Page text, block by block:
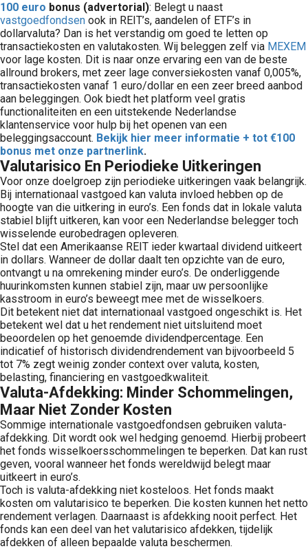
100 euro bonus (advertorial): Belegt u naast
vastgoedfondsen ook in REIT’s, aandelen of ETF’s in
dollarvaluta? Dan is het verstandig om goed te letten op
transactiekosten en valutakosten. Wij beleggen zelf via MEXEM
voor lage kosten. Dit is naar onze ervaring een van de beste
allround brokers, met zeer lage conversiekosten vanaf 0,005%,
transactiekosten vanaf 1 euro/dollar en een zeer breed aanbod
aan beleggingen. Ook biedt het platform veel gratis
functionaliteiten en een uitstekende Nederlandse
klantenservice voor hulp bij het openen van een
beleggingsaccount. Bekijk hier meer informatie + tot €100
bonus met onze partnerlink.
Valutarisico En Periodieke Uitkeringen
Voor onze doelgroep zijn periodieke uitkeringen vaak belangrijk.
Bij internationaal vastgoed kan valuta invloed hebben op de
hoogte van die uitkering in euro’s. Een fonds dat in lokale valuta
stabiel blijft uitkeren, kan voor een Nederlandse belegger toch
wisselende eurobedragen opleveren.
Stel dat een Amerikaanse REIT ieder kwartaal dividend uitkeert
in dollars. Wanneer de dollar daalt ten opzichte van de euro,
ontvangt u na omrekening minder euro’s. De onderliggende
huurinkomsten kunnen stabiel zijn, maar uw persoonlijke
kasstroom in euro’s beweegt mee met de wisselkoers.
Dit betekent niet dat internationaal vastgoed ongeschikt is. Het
betekent wel dat u het rendement niet uitsluitend moet
beoordelen op het genoemde dividendpercentage. Een
indicatief of historisch dividendrendement van bijvoorbeeld 5
tot 7% zegt weinig zonder context over valuta, kosten,
belasting, financiering en vastgoedkwaliteit.
Valuta-Afdekking: Minder Schommelingen,
Maar Niet Zonder Kosten
Sommige internationale vastgoedfondsen gebruiken valuta-
afdekking. Dit wordt ook wel hedging genoemd. Hierbij probeert
het fonds wisselkoersschommelingen te beperken. Dat kan rust
geven, vooral wanneer het fonds wereldwijd belegt maar
uitkeert in euro’s.
Toch is valuta-afdekking niet kosteloos. Het fonds maakt
kosten om valutarisico te beperken. Die kosten kunnen het netto
rendement verlagen. Daarnaast is afdekking nooit perfect. Het
fonds kan een deel van het valutarisico afdekken, tijdelijk
afdekken of alleen bepaalde valuta beschermen.